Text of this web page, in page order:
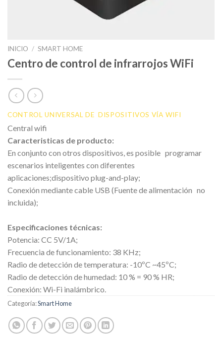
INICIO / SMART HOME
Centro de control de infrarrojos WiFi
CONTROL UNIVERSAL DE DISPOSITIVOS VÍA WIFI
Central wifi
Caracteristicas de producto:
En conjunto con otros dispositivos, es posible programar
escenarios inteligentes con diferentes
aplicaciones;dispositivo plug-and-play;
Conexión mediante cable USB (Fuente de alimentación no
incluida);
Especificaciones técnicas:
Potencia: CC 5V/1A;
Frecuencia de funcionamiento: 38 KHz;
Radio de detección de temperatura: -10ºC ~45ºC;
Radio de detección de humedad: 10 % = 90 % HR;
Conexión: Wi-Fi inalámbrico.
Categoría:Smart Home